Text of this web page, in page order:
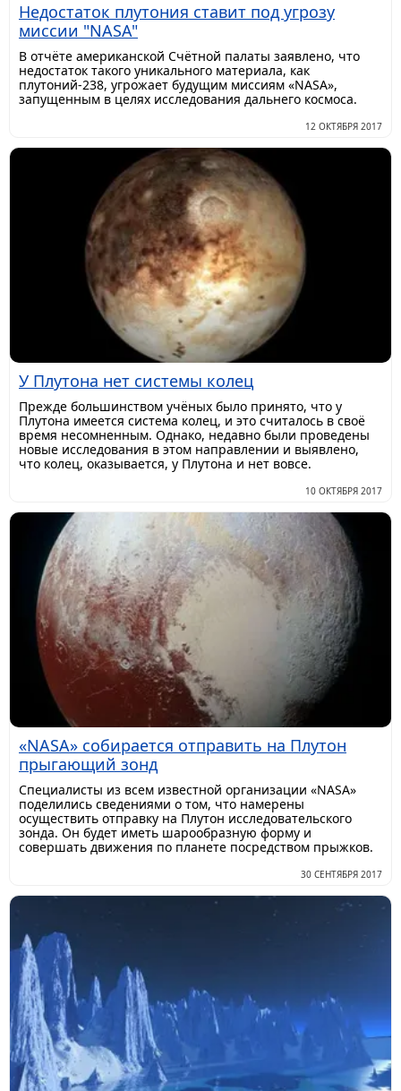
Недостаток плутония ставит под угрозу
миссии "NASA"
​В отчёте американской Счётной палаты заявлено, что
недостаток такого уникального материала, как
плутоний-238, угрожает будущим миссиям «NASA»,
запущенным в целях исследования дальнего космоса.
12 ОКТЯБРЯ 2017
У Плутона нет системы колец
​Прежде большинством учёных было принято, что у
Плутона имеется система колец, и это считалось в своё
время несомненным. Однако, недавно были проведены
новые исследования в этом направлении и выявлено,
что колец, оказывается, у Плутона и нет вовсе.
10 ОКТЯБРЯ 2017
«NASA» собирается отправить на Плутон
прыгающий зонд
​Специалисты из всем известной организации «NASA»
поделились сведениями о том, что намерены
осуществить отправку на Плутон исследовательского
зонда. Он будет иметь шарообразную форму и
совершать движения по планете посредством прыжков.
30 СЕНТЯБРЯ 2017